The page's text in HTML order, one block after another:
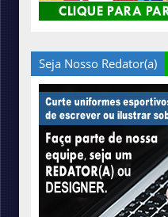
Seja Nosso Redator(a)